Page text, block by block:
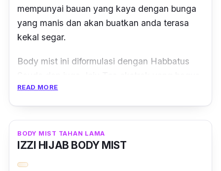
mempunyai bauan yang kaya dengan bunga
yang manis dan akan buatkan anda terasa
kekal segar.
Body mist ini diformulasi dengan Habbatus
untuk melembapkan kulit.
kulit anda juga terjaga dan sihat.
Haruman bunga manis ini pastinya
READ MORE
BODY MIST TAHAN LAMA
IZZI HIJAB BODY MIST